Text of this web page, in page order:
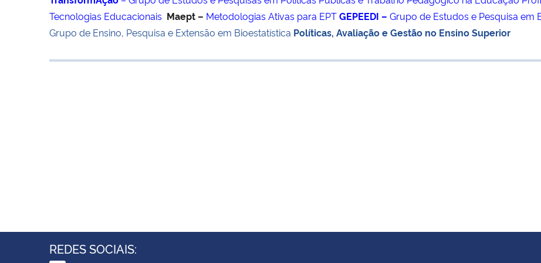
Tecnologias Educacionais Maept – Metodologias Ativas para EPTGEPEEDI – Grupo de Estudos e Pesquisa em
Grupo de Ensino, Pesquisa e Extensão em Bioestatística Políticas, Avaliação e Gestão no Ensino Superior
REDES SOCIAIS: